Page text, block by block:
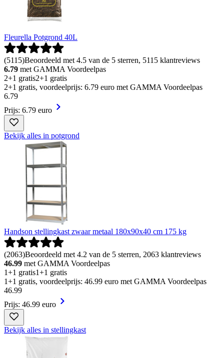
Fleurella Potgrond 40L
(5115)Beoordeeld met 4.5 van de 5 sterren, 5115 klantreviews
6.79 met GAMMA Voordeelpas
2+1 gratis2+1 gratis
2+1 gratis, voordeelprijs: 6.79 euro met GAMMA Voordeelpas
6.79
Prijs: 6.79 euro
Bekijk alles in potgrond
Handson stellingkast zwaar metaal 180x90x40 cm 175 kg
(2063)Beoordeeld met 4.2 van de 5 sterren, 2063 klantreviews
46.99 met GAMMA Voordeelpas
1+1 gratis1+1 gratis
1+1 gratis, voordeelprijs: 46.99 euro met GAMMA Voordeelpas
46.99
Prijs: 46.99 euro
Bekijk alles in stellingkast